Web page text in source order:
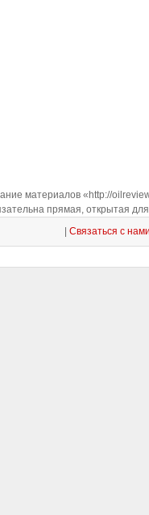
материалов «http://
прямая, открытая
Связаться с